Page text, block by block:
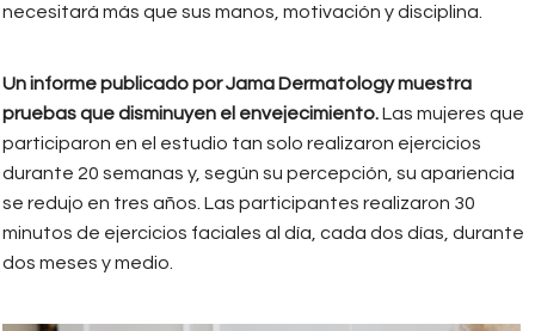
necesitará más que sus manos, motivación y disciplina.
Un informe publicado por Jama Dermatology muestra
pruebas que disminuyen el envejecimiento.Las mujeres que
participaron en el estudio tan solo realizaron ejercicios
durante 20 semanas y, según su percepción, su apariencia
se redujo en tres años. Las participantes realizaron 30
minutos de ejercicios faciales al día, cada dos días, durante
dos meses y medio.